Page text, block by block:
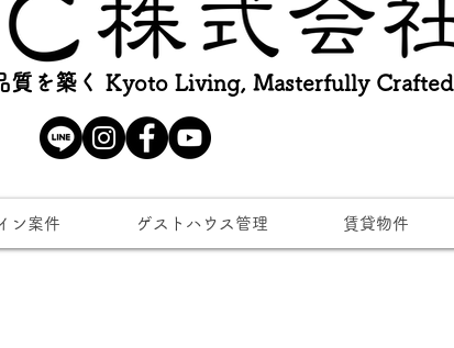
質を築く Kyoto Living, Masterfully Crafted
ン案件 ゲストハウス管理 賃貸物件